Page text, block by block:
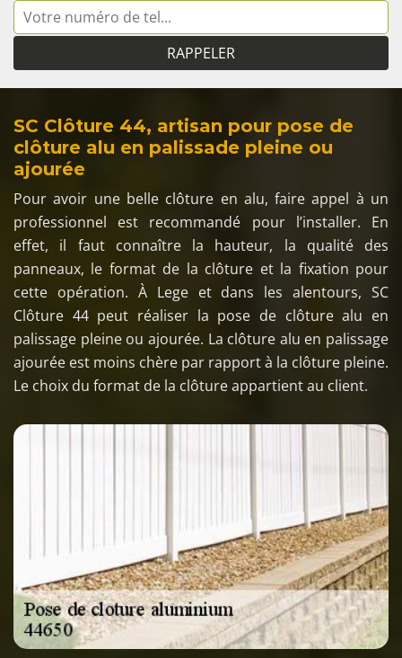
SC Clôture 44, artisan pour pose de
clôture alu en palissade pleine ou
ajourée
Pour avoir une belle clôture en alu, faire appel à un
professionnel est recommandé pour l’installer. En
effet, il faut connaître la hauteur, la qualité des
panneaux, le format de la clôture et la fixation pour
cette opération. À Lege et dans les alentours, SC
Clôture 44 peut réaliser la pose de clôture alu en
palissage pleine ou ajourée. La clôture alu en palissage
ajourée est moins chère par rapport à la clôture pleine.
Le choix du format de la clôture appartient au client.